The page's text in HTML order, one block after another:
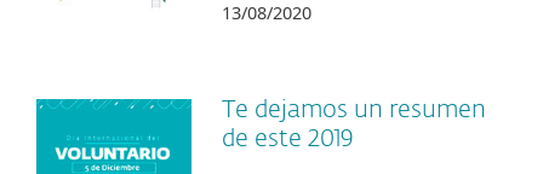
13/08/2020
Te dejamos un resumen
de este 2019